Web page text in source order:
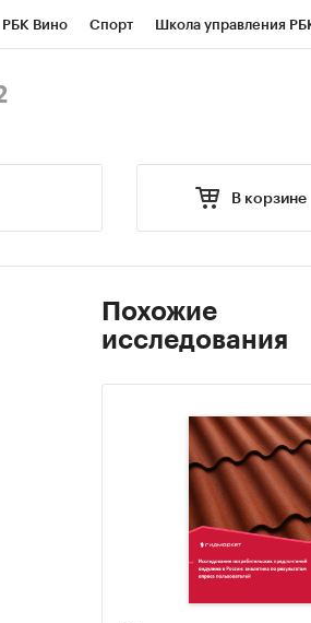
РБК Вино Спорт Школа управления
В корзине
Похожие
исследования